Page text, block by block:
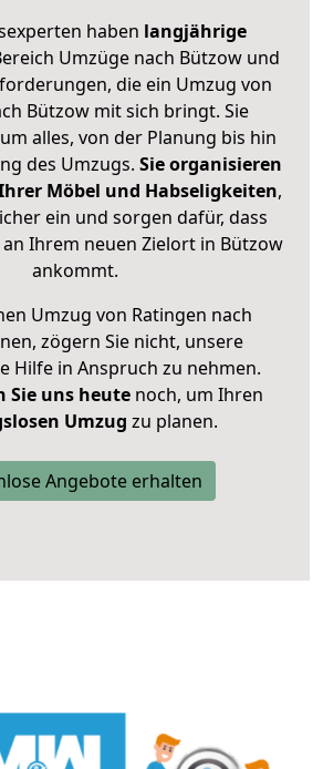
haben langjährige
Umzüge nach Bützow und
die ein Umzug von
Bützow mit sich bringt. Sie
alles, von der Planung bis hin
des Umzugs. Sie organisieren
Möbel und Habseligkeiten,
ein und sorgen dafür, dass
Ihrem neuen Zielort in Bützow
ankommt.
Umzug von Ratingen nach
zögern Sie nicht, unsere
Hilfe in Anspruch zu nehmen.
Sie uns heutenoch, um Ihren
Umzug zu planen.
Angebote erhalten